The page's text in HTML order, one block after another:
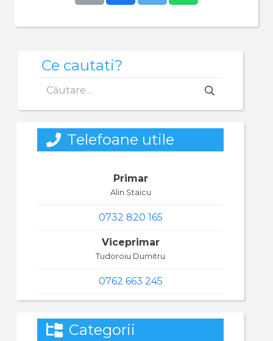
Ce cautati?
după:
Telefoane utile
Primar
Alin Staicu
0732 820 165
Viceprimar
Tudoroiu Dumitru
0762 663 245
Categorii